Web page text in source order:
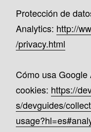
Protección de
Analytics: http://
/privacy.html
Cómo usa Google
cookies: https://
s/devguides/